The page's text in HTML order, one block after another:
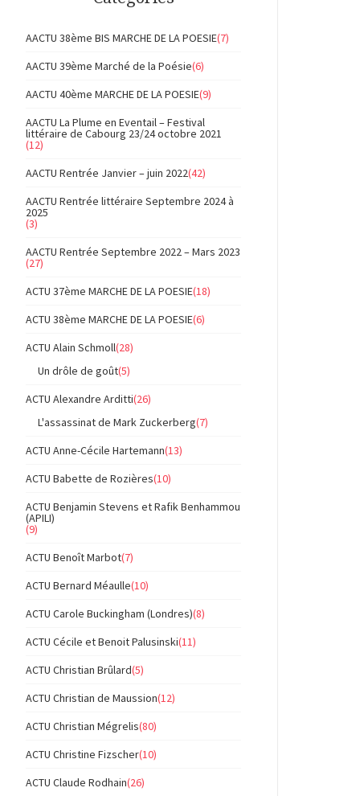
AACTU 38ème BIS MARCHE DE LA POESIE(7)
AACTU 39ème Marché de la Poésie(6)
AACTU 40ème MARCHE DE LA POESIE(9)
AACTU La Plume en Eventail – Festival
littéraire de Cabourg 23/24 octobre 2021
(12)
AACTU Rentrée Janvier – juin 2022(42)
AACTU Rentrée littéraire Septembre 2024 à
2025
(3)
AACTU Rentrée Septembre 2022 – Mars 2023
(27)
ACTU 37ème MARCHE DE LA POESIE(18)
ACTU 38ème MARCHE DE LA POESIE(6)
ACTU Alain Schmoll(28)
Un drôle de goût(5)
ACTU Alexandre Arditti(26)
L'assassinat de Mark Zuckerberg(7)
ACTU Anne-Cécile Hartemann(13)
ACTU Babette de Rozières(10)
ACTU Benjamin Stevens et Rafik Benhammou
(APILI)
(9)
ACTU Benoît Marbot(7)
ACTU Bernard Méaulle(10)
ACTU Carole Buckingham (Londres)(8)
ACTU Cécile et Benoit Palusinski(11)
ACTU Christian Brûlard(5)
ACTU Christian de Maussion(12)
ACTU Christian Mégrelis(80)
ACTU Christine Fizscher(10)
ACTU Claude Rodhain(26)